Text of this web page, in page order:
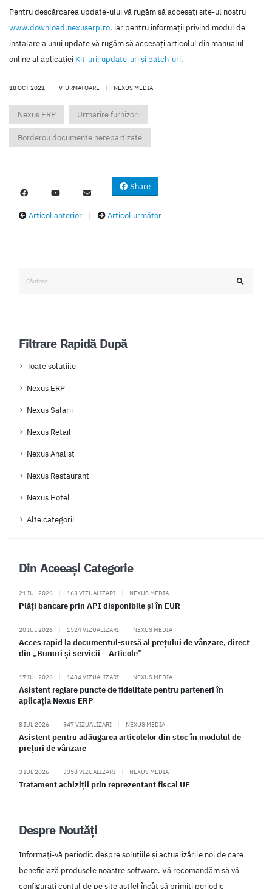
Pentru descărcarea update-ului vă rugăm să accesaţi site-ul nostru
www.download.nexuserp.ro, iar pentru informaţii privind modul de
instalare a unui update vă rugăm să accesaţi articolul din manualul
online al aplicaţiei Kit-uri, update-uri şi patch-uri.
18 OCT 2021 | V. URMATOARE | NEXUS MEDIA
Nexus ERP Urmarire furnizori
Borderou documente nerepartizate
Share
Articol anterior Articol următor
Filtrare Rapidă După
Toate solutiile
Nexus ERP
Nexus Salarii
Nexus Retail
Nexus Analist
Nexus Restaurant
Nexus Hotel
Alte categorii
Din Aceeași Categorie
21 IUL 2026 | 163 VIZUALIZARI | NEXUS MEDIA
Plăți bancare prin API disponibile și în EUR
20 IUL 2026 | 1524 VIZUALIZARI | NEXUS MEDIA
Acces rapid la documentul-sursă al prețului de vânzare, direct
din „Bunuri și servicii – Articole”
17 IUL 2026 | 1434 VIZUALIZARI | NEXUS MEDIA
Asistent reglare puncte de fidelitate pentru parteneri în
aplicația Nexus ERP
8 IUL 2026 | 947 VIZUALIZARI | NEXUS MEDIA
Asistent pentru adăugarea articolelor din stoc în modulul de
prețuri de vânzare
3 IUL 2026 | 3358 VIZUALIZARI | NEXUS MEDIA
Tratament achiziții prin reprezentant fiscal UE
Despre Noutăți
Informați-vă periodic despre soluțiile și actualizările noi de care
beneficiază produsele noastre software. Vă recomandăm să vă
configurați contul de pe site astfel încât să primiți periodic